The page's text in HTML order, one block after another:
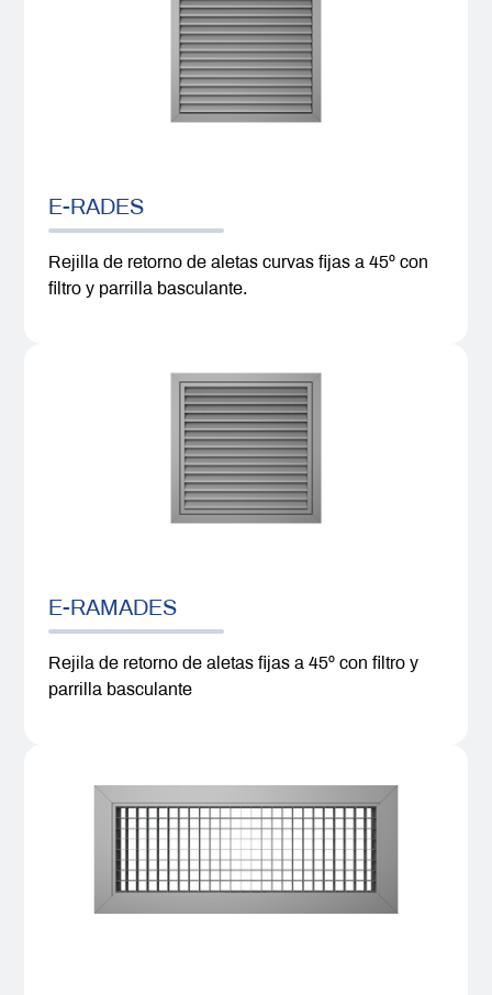
E-RADES
Rejilla de retorno de aletas curvas fijas a 45º con
filtro y parrilla basculante.
E-RAMADES
Rejila de retorno de aletas fijas a 45º con filtro y
parrilla basculante